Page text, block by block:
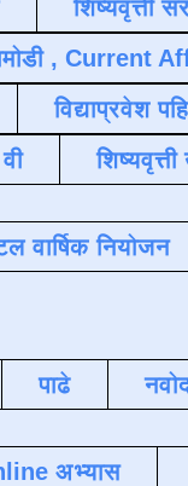
शिष्यवृत्ती
, Current
विद्याप्रवेश
वार्षिक नियोजन
पाढे
अभ्यास